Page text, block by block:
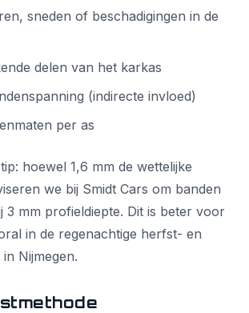
sneden of beschadigingen in de
delen van het karkas
(indirecte invloed)
per as
hoewel 1,6 mm de wettelijke
we bij Smidt Cars om banden
3 mm profieldiepte. Dit is beter voor
in de regenachtige herfst- en
Nijmegen.